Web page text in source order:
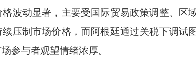
波动显著，主要受国际贸易政策调整、区
压制市场价格，而阿根廷通过关税下调试
参与者观望情绪浓厚。